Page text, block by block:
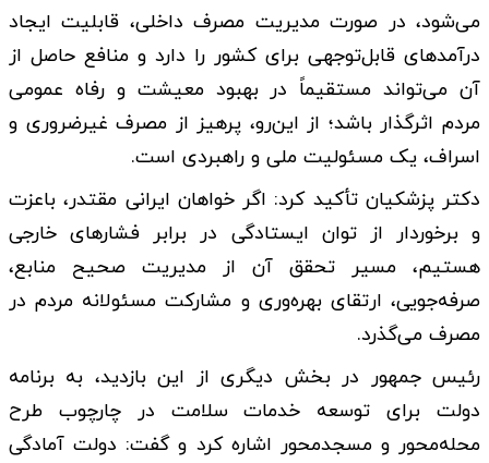
می‌شود، در صورت مدیریت مصرف داخلی، قابلیت ایجاد
درآمدهای قابل‌توجهی برای کشور را دارد و منافع حاصل از
آن می‌تواند مستقیماً در بهبود معیشت و رفاه عمومی
مردم اثرگذار باشد؛ از این‌رو، پرهیز از مصرف غیرضروری و
اسراف، یک مسئولیت ملی و راهبردی است.
دکتر پزشکیان تأکید کرد: اگر خواهان ایرانی مقتدر، باعزت
و برخوردار از توان ایستادگی در برابر فشارهای خارجی
هستیم، مسیر تحقق آن از مدیریت صحیح منابع،
صرفه‌جویی، ارتقای بهره‌وری و مشارکت مسئولانه مردم در
مصرف می‌گذرد.
رئیس جمهور در بخش دیگری از این بازدید، به برنامه
دولت برای توسعه خدمات سلامت در چارچوب طرح
محله‌محور و مسجد‌محور اشاره کرد و گفت: دولت آمادگی